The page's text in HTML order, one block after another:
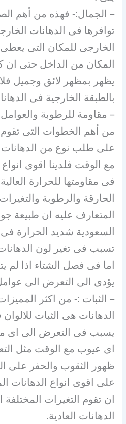
– الجمال:- فهذه من أهم
توافرها فى الدهانات
الخارجى للمكان التى
المكان من الداخل حتى ان
يظهر بمظهر لائق وجميل
بالطبقة الخارجية فى
– مقاومة للرطوبة والعوامل
من أهم الخطوات التى
على طلب نوع من الدهانات
مع الوقت فلدينا اقوى
فى مقاومتها للحرارة
الحارقة والرطوبة
المتعارف عليه ان طبيعة جو
السعودية شديد الحرارة
تسبب فى تغير لون الدهانات
اما فى فصل الشتاء اذا لم
يؤدى الى التعرض الى
– الثبات :- من اكثر
الدهانات هى الثبات
يسبب فى التعرض الى اى
اى عيوب مع الوقت مثل
ظهور الثقوب والحفر على
على اقوى انواع الدهانات
ان تقوم التغيرات المختلفة
الدهانات العادية.